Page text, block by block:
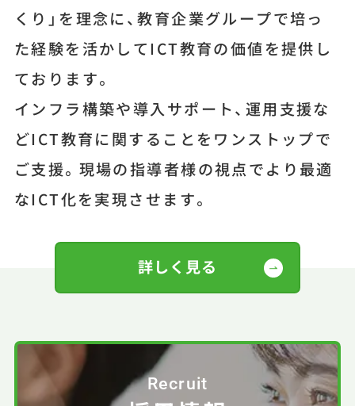
くり」を理念に、教育企業グループで培っ
た経験を活かしてICT教育の価値を提供し
ております。
インフラ構築や導入サポート、運用支援な
どICT教育に関することをワンストップで
ご支援。現場の指導者様の視点でより最適
なICT化を実現させます。
詳しく見る
Recruit